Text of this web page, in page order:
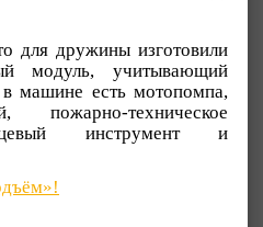
для дружины изготовили
модуль, учитывающий
машине есть мотопомпа,
техническое
инструмент и